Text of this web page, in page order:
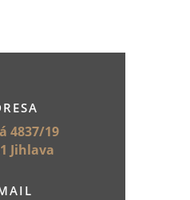
4837/19
Jihlava